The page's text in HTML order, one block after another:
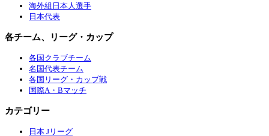
海外組日本人選手
日本代表
各チーム、リーグ・カップ
各国クラブチーム
名国代表チーム
各国リーグ・カップ戦
国際A・Bマッチ
カテゴリー
日本 Jリーグ